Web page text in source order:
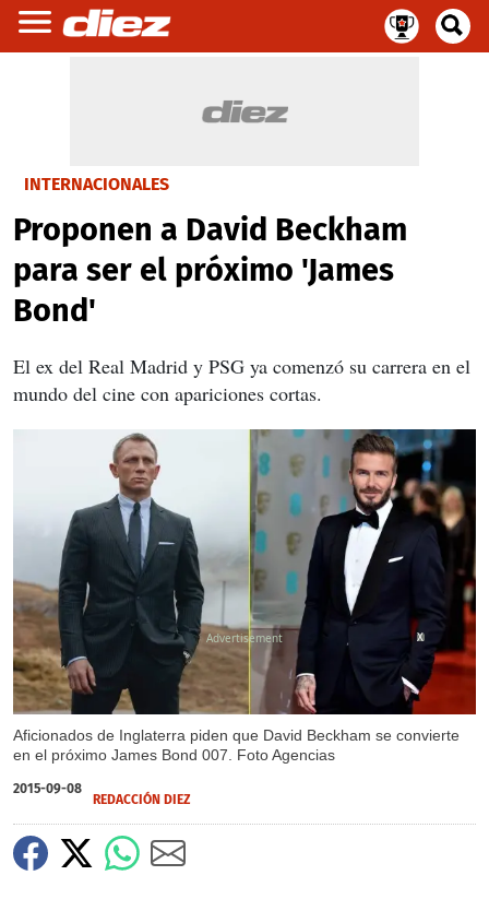
INTERNACIONALES
Proponen a David Beckham
para ser el próximo 'James
Bond'
El ex del Real Madrid y PSG ya comenzó su carrera en el
mundo del cine con apariciones cortas.
Aficionados de Inglaterra piden que David Beckham se convierte
en el próximo James Bond 007. Foto Agencias
X
2015-09-08
REDACCIÓN DIEZ